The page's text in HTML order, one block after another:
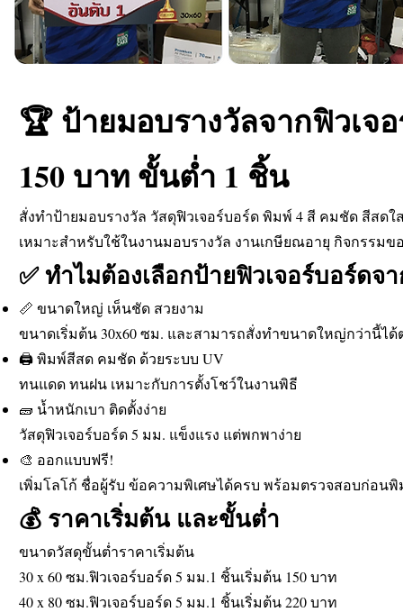
🏆 ป้ายมอบรางวัลจากฟิวเจ
150 บาท ขั้นต่ำ 1 ชิ้น
สั่งทำป้ายมอบรางวัล วัสดุฟิวเจอร์บอร์ด พิมพ์ 4 สี คมชัด สีสด
เหมาะสำหรับใช้ในงานมอบรางวัล งานเกษียณอายุ กิจกรรมข
✅ ทำไมต้องเลือกป้ายฟิวเจอร์บอร์ดจ
📏 ขนาดใหญ่ เห็นชัด สวยงาม
ขนาดเริ่มต้น 30x60 ซม. และสามารถสั่งทำขนาดใหญ่กว่านี้ได้
🖨️ พิมพ์สีสด คมชัด ด้วยระบบ UV
ทนแดด ทนฝน เหมาะกับการตั้งโชว์ในงานพิธี
🧱 น้ำหนักเบา ติดตั้งง่าย
วัสดุฟิวเจอร์บอร์ด 5 มม. แข็งแรง แต่พกพาง่าย
🎨 ออกแบบฟรี!
เพิ่มโลโก้ ชื่อผู้รับ ข้อความพิเศษได้ครบ พร้อมตรวจสอบก่อนพิ
💰 ราคาเริ่มต้น และขั้นต่ำ
ขนาดวัสดุขั้นต่ำราคาเริ่มต้น
30 x 60 ซม.ฟิวเจอร์บอร์ด 5 มม.1 ชิ้นเริ่มต้น 150 บาท
40 x 80 ซม.ฟิวเจอร์บอร์ด 5 มม.1 ชิ้นเริ่มต้น 220 บาท